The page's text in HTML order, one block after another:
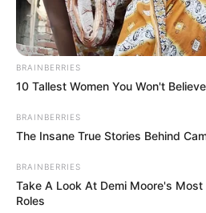
BRAINBERRIES
10 Tallest Women You Won't
BRAINBERRIES
The Insane True Stories Behind
BRAINBERRIES
Take A Look At Demi Moore's
Roles